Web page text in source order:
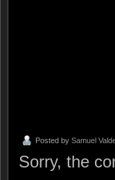
Posted by Samuel
Sorry, the